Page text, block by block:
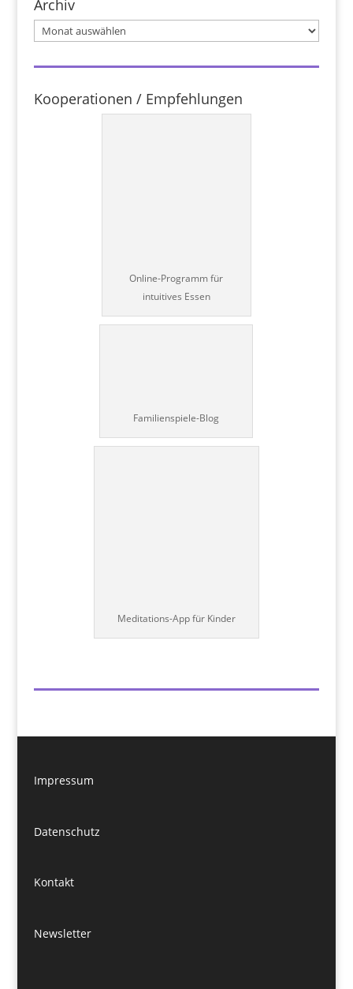
Archiv
Archiv
Kooperationen / Empfehlungen
Online-Programm für
intuitives Essen
Familienspiele-Blog
Meditations-App für Kinder
Impressum
Datenschutz
Kontakt
Newsletter